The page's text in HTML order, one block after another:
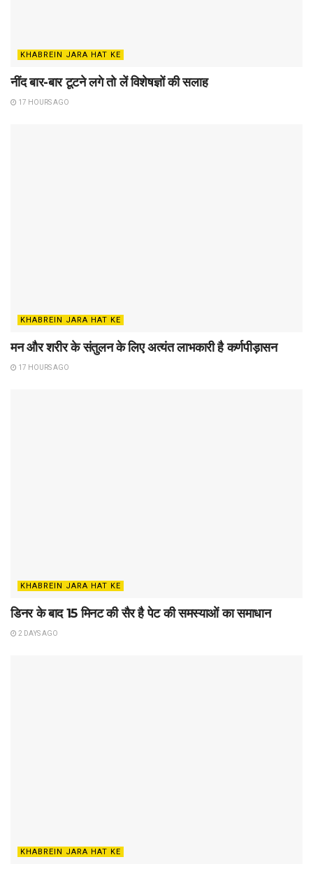
KHABREIN JARA HAT KE
नींद बार-बार टूटने लगे तो लें विशेषज्ञों की सलाह
17 HOURS AGO
KHABREIN JARA HAT KE
मन और शरीर के संतुलन के लिए अत्यंत लाभकारी है कर्णपीड़ासन
17 HOURS AGO
KHABREIN JARA HAT KE
डिनर के बाद 15 मिनट की सैर है पेट की समस्याओं का समाधान
2 DAYS AGO
KHABREIN JARA HAT KE